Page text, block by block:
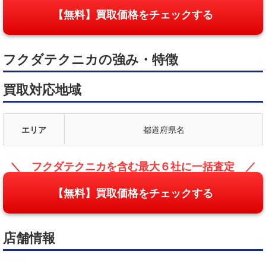
【無料】買取価格をチェックする
フクダテクニカの強み・特徴
買取対応地域
エリア 都道府県名
＼ フクダテクニカを含む最大６社に一括査定 ／
【無料】買取価格をチェックする
店舗情報